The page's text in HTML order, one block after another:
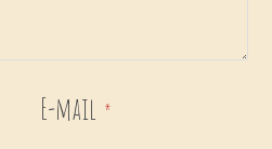
E-mail *